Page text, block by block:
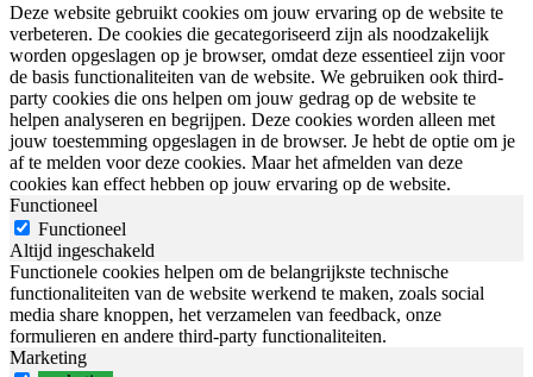
Deze website gebruikt cookies om jouw ervaring op de website te
verbeteren. De cookies die gecategoriseerd zijn als noodzakelijk
worden opgeslagen op je browser, omdat deze essentieel zijn voor
de basis functionaliteiten van de website. We gebruiken ook third-
party cookies die ons helpen om jouw gedrag op de website te
helpen analyseren en begrijpen. Deze cookies worden alleen met
jouw toestemming opgeslagen in de browser. Je hebt de optie om je
af te melden voor deze cookies. Maar het afmelden van deze
cookies kan effect hebben op jouw ervaring op de website.
Functioneel
Functioneel
Altijd ingeschakeld
Functionele cookies helpen om de belangrijkste technische
functionaliteiten van de website werkend te maken, zoals social
media share knoppen, het verzamelen van feedback, onze
formulieren en andere third-party functionaliteiten.
Marketing